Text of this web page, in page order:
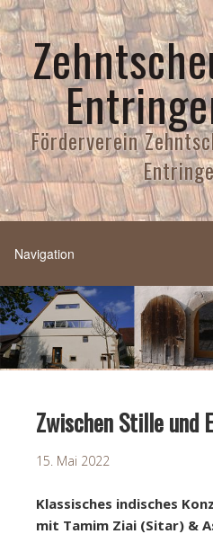
Förderverein
Zwischen Stille und
15. Mai 2022
Klassisches indisches
mit Tamim Ziai (Sitar) &